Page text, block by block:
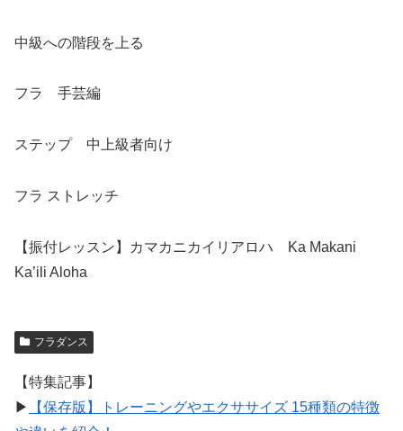
中級への階段を上る
フラ 手芸編
ステップ 中上級者向け
フラ ストレッチ
【振付レッスン】カマカニカイリアロハ Ka Makani
Ka’ili Aloha
フラダンス
【特集記事】
▶︎
【保存版】トレーニングやエクササイズ 15種類の特徴